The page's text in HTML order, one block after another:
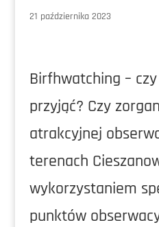
21 października 2023
Birfhwatching –
przyjąć? Czy
atrakcyjnej
terenach
wykorzystaniem
punktów